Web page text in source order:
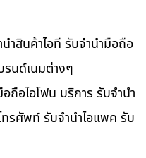
ำสินค้าไอที รับจำนำมือถือ
รนด์เนมต่างๆ
ถือไอโฟน บริการ รับจำนำ
รศัพท์ รับจำนำไอแพค รับ